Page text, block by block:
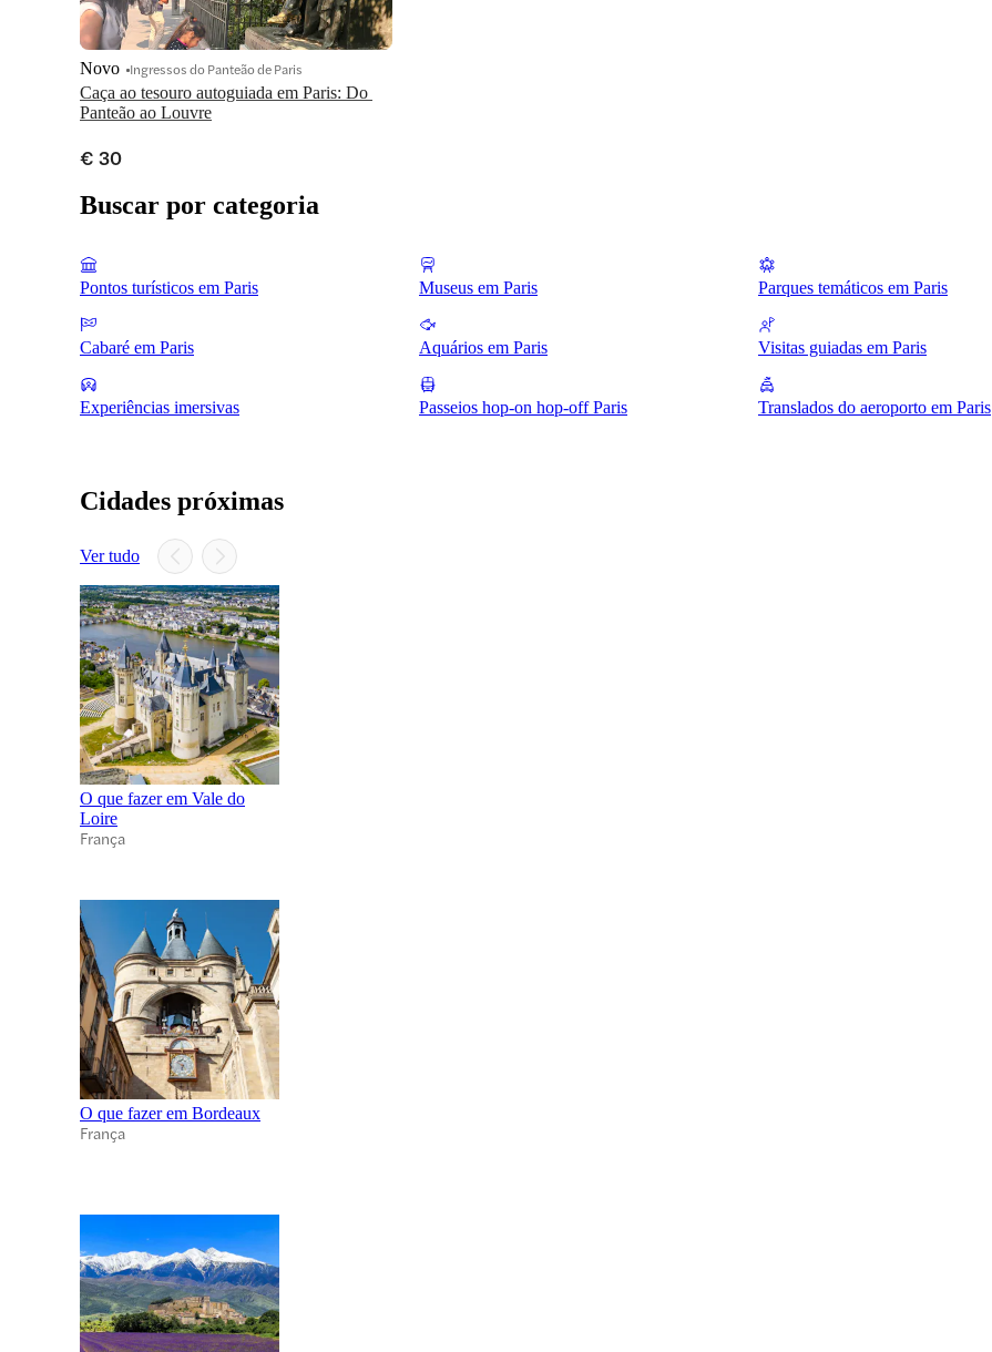
Caça ao tesouro autoguiada em Paris: Do
Panteão ao Louvre
Novo Ingressos do Panteão de Paris
€ 30
Buscar por categoria
Pontos turísticos em Paris Museus em Paris Parques temáticos em Paris
Cabaré em Paris Aquários em Paris Visitas guiadas em Paris
Experiências imersivas Passeios hop-on hop-off Paris Translados do aeroporto em Paris
Cidades próximas
Ver tudo
O que fazer em Vale do
Loire
França
O que fazer em Bordeaux
França